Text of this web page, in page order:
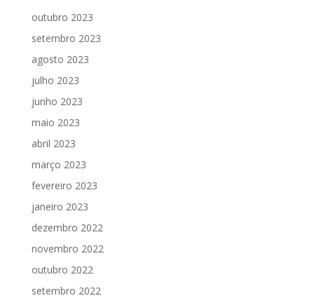
outubro 2023
setembro 2023
agosto 2023
julho 2023
junho 2023
maio 2023
abril 2023
março 2023
fevereiro 2023
janeiro 2023
dezembro 2022
novembro 2022
outubro 2022
setembro 2022